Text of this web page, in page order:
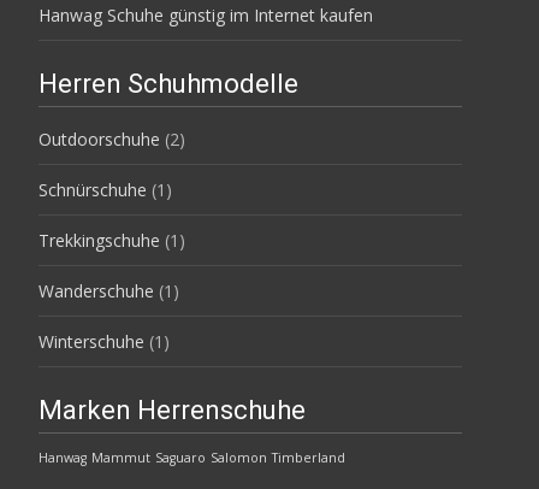
Hanwag Schuhe günstig im Internet kaufen
Herren Schuhmodelle
Outdoorschuhe (2)
Schnürschuhe (1)
Trekkingschuhe (1)
Wanderschuhe (1)
Winterschuhe (1)
Marken Herrenschuhe
Hanwag Mammut Saguaro Salomon Timberland